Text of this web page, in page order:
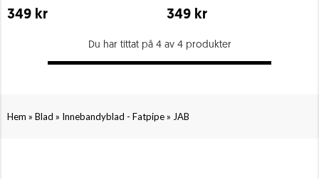
349 kr 349 kr
Du har tittat på 4 av 4 produkter
Hem » Blad » Innebandyblad - Fatpipe» JAB